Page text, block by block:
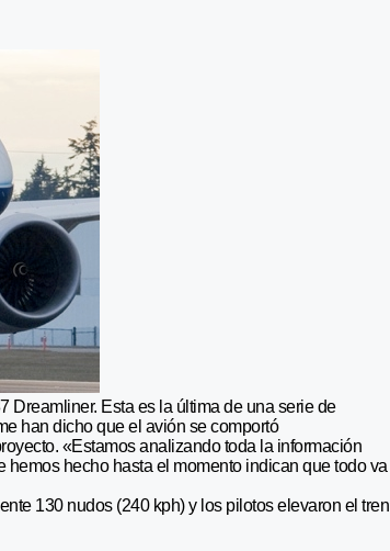
Dreamliner. Esta es la última de una serie de
han dicho que el avión se comportó
«Estamos analizando toda la información
hecho hasta el momento indican que todo va
130 nudos (240 kph) y los pilotos elevaron el tren